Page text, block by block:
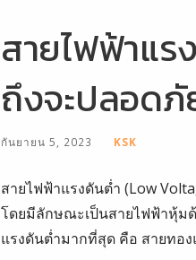
สายไฟฟ้าแร
ถึงจะปลอดภั
กันยายน 5, 2023 KSK
สายไฟฟ้าแรงดันต่ำ (Low
โดยมีลักษณะเป็นสายไฟฟ้าหุ้ม
แรงดันต่ำมากที่สุด คือ สายทอง